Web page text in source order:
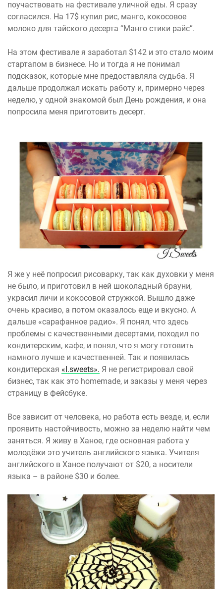
поучаствовать на фестивале уличной еды. Я сразу
согласился. На 17$ купил рис, манго, кокосовое
молоко для тайского десерта “Манго стики райс”.
На этом фестивале я заработал $142 и это стало моим
стартапом в бизнесе. Но и тогда я не понимал
подсказок, которые мне предоставляла судьба. Я
дальше продолжал искать работу и, примерно через
неделю, у одной знакомой был День рождения, и она
попросила меня приготовить десерт.
Я же у неё попросил рисоварку, так как духовки у меня
не было, и приготовил в ней шоколадный брауни,
украсил личи и кокосовой стружкой. Вышло даже
очень красиво, а потом оказалось еще и вкусно. А
дальше «сарафанное радио». Я понял, что здесь
проблемы с качественными десертами, походил по
кондитерским, кафе, и понял, что я могу готовить
намного лучше и качественней. Так и появилась
кондитерская «I.sweets». Я не регистрировал свой
бизнес, так как это homemade, и заказы у меня через
страницу в фейсбуке.
Все зависит от человека, но работа есть везде, и, если
проявить настойчивость, можно за неделю найти чем
заняться. Я живу в Ханое, где основная работа у
молодёжи это учитель английского языка. Учителя
английского в Ханое получают от $20, а носители
языка – в районе $30 и более.